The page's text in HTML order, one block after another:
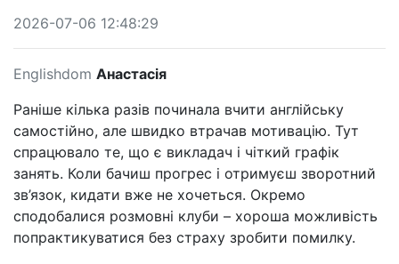
2026-07-06 12:48:29
Englishdom Анастасія
Раніше кілька разів починала вчити англійську
самостійно, але швидко втрачав мотивацію. Тут
спрацювало те, що є викладач і чіткий графік
занять. Коли бачиш прогрес і отримуєш зворотний
зв’язок, кидати вже не хочеться. Окремо
сподобалися розмовні клуби – хороша можливість
попрактикуватися без страху зробити помилку.